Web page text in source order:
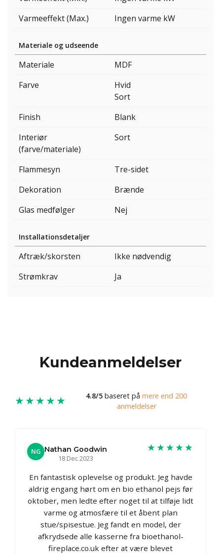
Varmeeffekt (Max.)
Ingen varme kW
Materiale og udseende
Materiale
MDF
Farve
Hvid
Sort
Finish
Blank
Interiør
(farve/materiale)
Sort
Flammesyn
Tre-sidet
Dekoration
Brænde
Glas medfølger
Nej
Installationsdetaljer
Aftræk/skorsten
Ikke nødvendig
Strømkrav
Ja
Kundeanmeldelser
★★★★★ 4.8/5 baseret på mere end 200
anmeldelser
NG Nathan Goodwin
18 Dec 2023
★★★★★
En fantastisk oplevelse og produkt. Jeg havde
aldrig engang hørt om en bio ethanol pejs før
oktober, men ledte efter noget til at tilføje lidt
varme og atmosfære til et åbent plan
stue/spisestue. Jeg fandt en model, der
afkrydsede alle kasserne fra bioethanol-
fireplace.co.uk efter at være blevet